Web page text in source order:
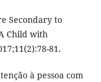
Secondary to
Child with
81.
à pessoa com